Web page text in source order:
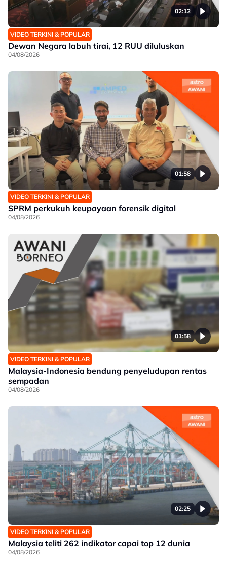
02:12
VIDEO TERKINI & POPULAR
Dewan Negara labuh tirai, 12 RUU diluluskan
04/08/2026
01:58
VIDEO TERKINI & POPULAR
SPRM perkukuh keupayaan forensik digital
04/08/2026
01:58
VIDEO TERKINI & POPULAR
Malaysia-Indonesia bendung penyeludupan rentas
sempadan
04/08/2026
02:25
VIDEO TERKINI & POPULAR
Malaysia teliti 262 indikator capai top 12 dunia
04/08/2026